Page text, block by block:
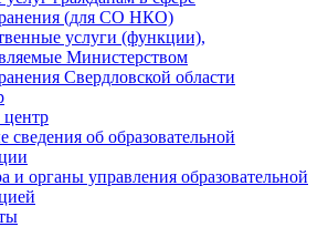
(для СО НКО)
услуги (функции),
Министерством
Свердловской области
сведения об образовательной
и органы управления образовательной